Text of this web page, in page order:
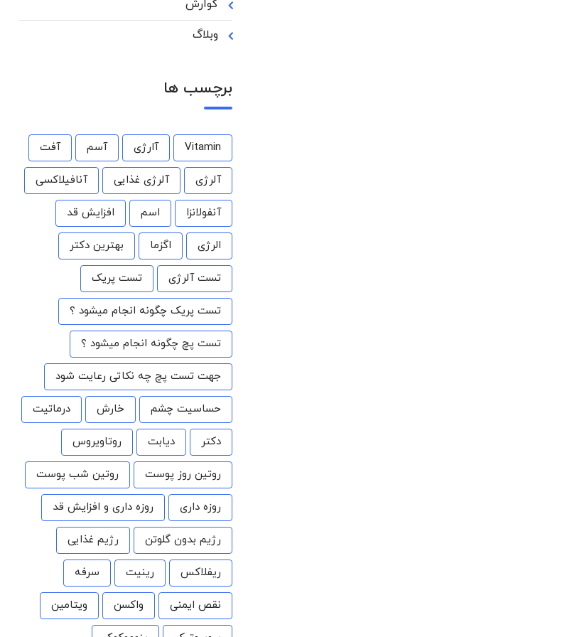
گوارش
وبلاگ
برچسب ها
Vitamin آارژی آسم آفت
آلرژی آلرژی غذایی آنافیلاکسی
آنفولانزا اسم افزایش قد
الرژی اگزما بهترین دکتر
تست آلرژی تست پریک
تست پریک چگونه انجام میشود ؟
تست پچ چگونه انجام میشود ؟
جهت تست پچ چه نکاتی رعایت شود
حساسیت چشم خارش درماتیت
دکتر دیابت روتاویروس
روتین روز پوست روتین شب پوست
روزه داری روزه داری و افزایش قد
رژیم بدون گلوتن رژیم غذایی
ریفلاکس رینیت سرفه
نقص ایمنی واکسن ویتامین